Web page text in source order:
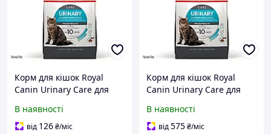
Корм для кішок Royal
Canin Urinary Care для
системи, 2 кг
В наявності
від 126₴/міс
Корм для кішок Royal
Canin Urinary Care для
системи, 10 кг
В наявності
від575₴/міс